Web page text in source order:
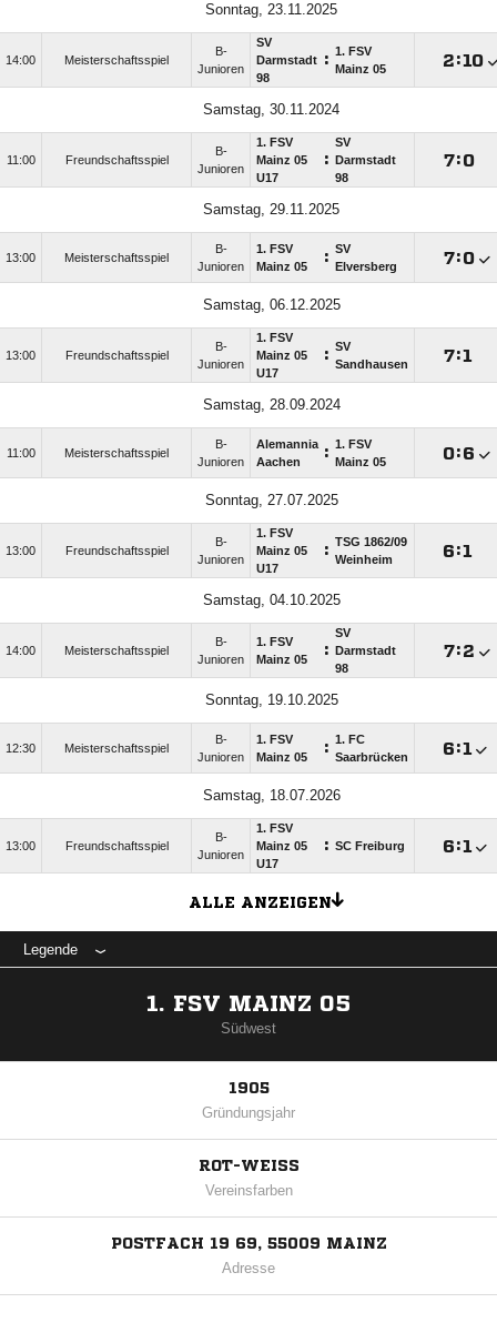
Sonntag, 23.11.2025
14:00 Meisterschaftsspiel
B-
Junioren
SV
Darmstadt
98
: 1. FSV
Mainz 05
:
Samstag, 30.11.2024
11:00 Freundschaftsspiel
B-
Junioren
1. FSV
Mainz 05
U17
:
SV
Darmstadt
98
:
Samstag, 29.11.2025
13:00 Meisterschaftsspiel
B-
Junioren
1. FSV
Mainz 05
: SV
Elversberg
:
Samstag, 06.12.2025
13:00 Freundschaftsspiel
B-
Junioren
1. FSV
Mainz 05
U17
: SV
Sandhausen
:
Samstag, 28.09.2024
11:00 Meisterschaftsspiel
B-
Junioren
Alemannia
Aachen
: 1. FSV
Mainz 05
:
Sonntag, 27.07.2025
13:00 Freundschaftsspiel
B-
Junioren
1. FSV
Mainz 05
U17
: TSG 1862/​09
Weinheim
:
Samstag, 04.10.2025
14:00 Meisterschaftsspiel
B-
Junioren
1. FSV
Mainz 05
:
SV
Darmstadt
98
:
Sonntag, 19.10.2025
12:30 Meisterschaftsspiel
B-
Junioren
1. FSV
Mainz 05
: 1. FC
Saarbrücken
:
Samstag, 18.07.2026
13:00 Freundschaftsspiel
B-
Junioren
1. FSV
Mainz 05
U17
: SC Freiburg :
ALLE ANZEIGEN
Legende
1. FSV MAINZ 05
Südwest
1905
Gründungsjahr
ROT-WEISS
Vereinsfarben
POSTFACH 19 69, 55009 MAINZ
Adresse